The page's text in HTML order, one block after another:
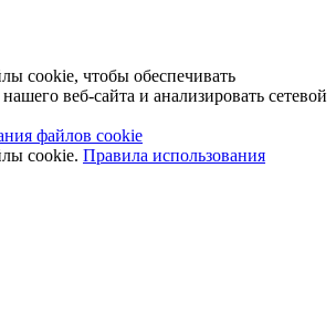
cookie, чтобы обеспечивать
веб-сайта и анализировать сетевой
файлов cookie
cookie. Правила использования